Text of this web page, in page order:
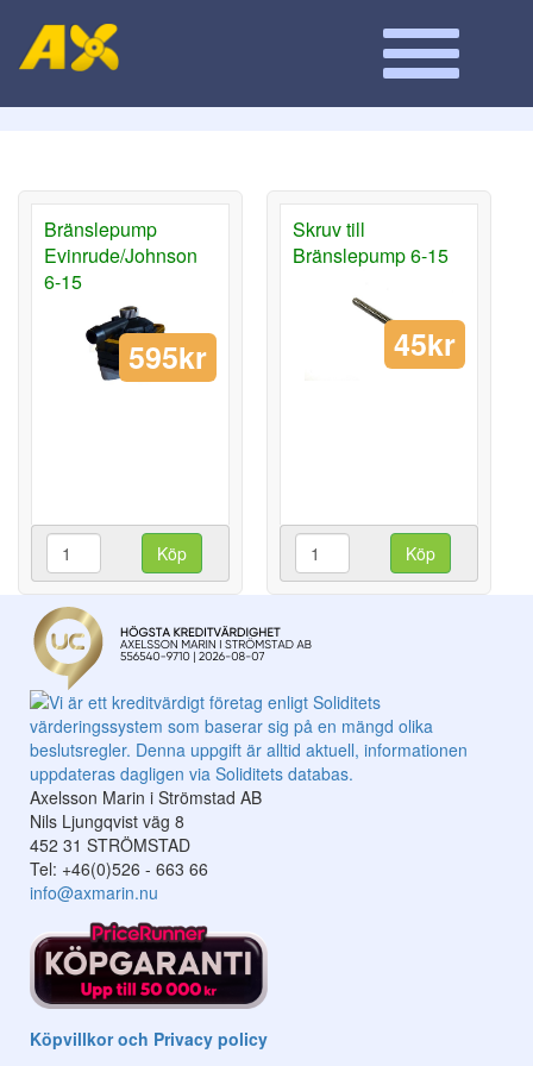
Bränslepump
Evinrude/Johnson
6-15
595kr
Köp
Skruv till
Bränslepump 6-15
45kr
Köp
Axelsson Marin i Strömstad AB
Nils Ljungqvist väg 8
452 31 STRÖMSTAD
Tel: +46(0)526 - 663 66
info@axmarin.nu
Köpvillkor och Privacy policy